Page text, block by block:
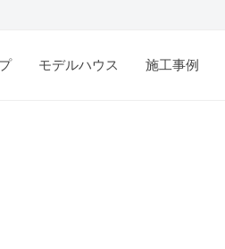
モデルハウス 施工事例